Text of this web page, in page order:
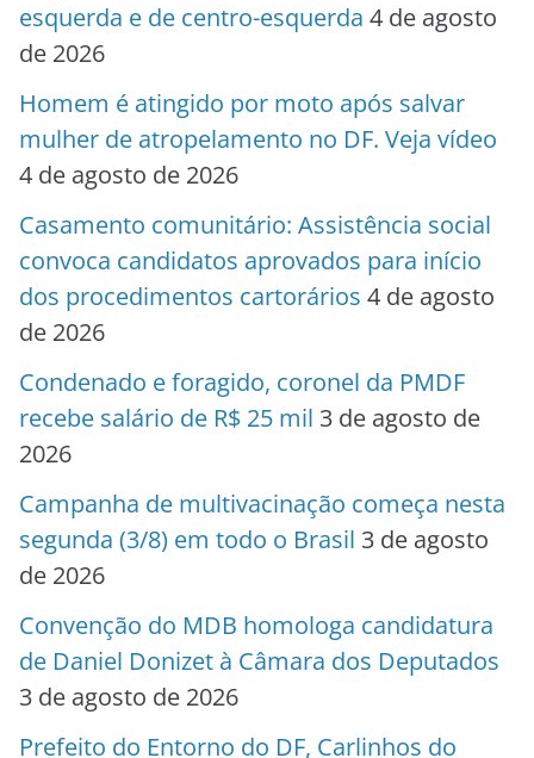
esquerda e de centro-esquerda 4 de agosto
de 2026
Homem é atingido por moto após salvar
mulher de atropelamento no DF. Veja vídeo
4 de agosto de 2026
Casamento comunitário: Assistência social
convoca candidatos aprovados para início
dos procedimentos cartorários 4 de agosto
de 2026
Condenado e foragido, coronel da PMDF
recebe salário de R$ 25 mil 3 de agosto de
2026
Campanha de multivacinação começa nesta
segunda (3/8) em todo o Brasil 3 de agosto
de 2026
Convenção do MDB homologa candidatura
de Daniel Donizet à Câmara dos Deputados
3 de agosto de 2026
Prefeito do Entorno do DF, Carlinhos do